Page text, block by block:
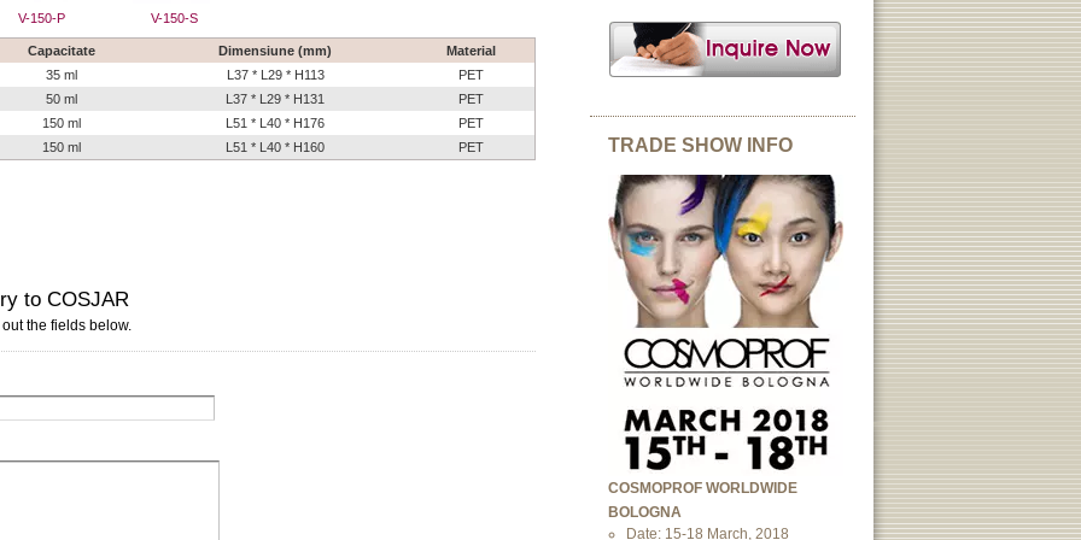
V-150-P V-150-S
Capacitate Dimensiune (mm)
Material
35 ml
L37 * L29 * H113
PET
50 ml
L37 * L29 * H131
PET
150 ml
L51 * L40 * H176
PET
150 ml
L51 * L40 * H160 PET TRADE SHOW INFO
COSMOPROF WORLDWIDE
BOLOGNA
Date: 15-18 March, 2018